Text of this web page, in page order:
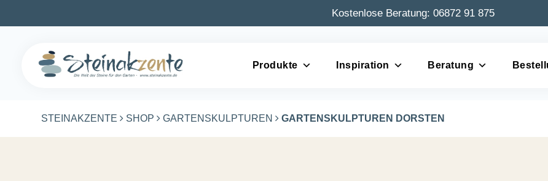
Kostenlose Beratung: 06872 91 875
Produkte Inspiration Beratung
STEINAKZENTE SHOP GARTENSKULPTUREN GARTENSKULPTUREN DORSTEN